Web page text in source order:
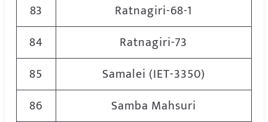
83
Ratnagiri-68-1
84
Ratnagiri-73
85
Samalei (IET-3350)
86
Samba Mahsuri